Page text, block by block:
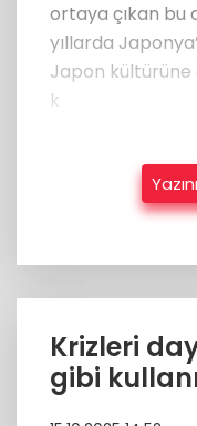
ortaya çıkan bu
yıllarda
Japon kültürüne
k
Krizleri
gibi